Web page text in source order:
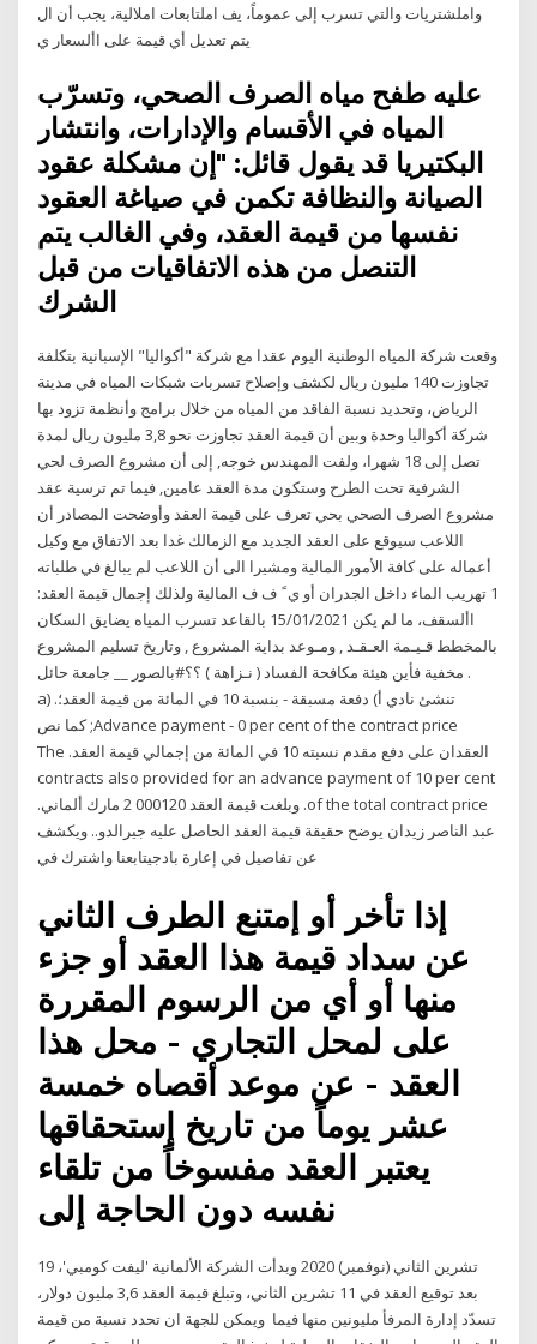
واملشتريات والتي تسرب إلى عموماً، يف املتابعات املالية، يجب أن ال
يتم تعديل أي قيمة على األسعار ي
عليه طفح مياه الصرف الصحي، وتسرّب
المياه في الأقسام والإدارات، وانتشار
البكتيريا قد يقول قائل: "إن مشكلة عقود
الصيانة والنظافة تكمن في صياغة العقود
نفسها من قيمة العقد، وفي الغالب يتم
التنصل من هذه الاتفاقيات من قبل
الشرك
وقعت شركة المياه الوطنية اليوم عقدا مع شركة "أكواليا" الإسبانية بتكلفة
تجاوزت 140 مليون ريال لكشف وإصلاح تسربات شبكات المياه في مدينة
الرياض، وتحديد نسبة الفاقد من المياه من خلال برامج وأنظمة تزود بها
شركة أكواليا وحدة وبين أن قيمة العقد تجاوزت نحو 3,8 مليون ريال لمدة
تصل إلى 18 شهرا، ولفت المهندس خوجه, إلى أن مشروع الصرف لحي
الشرفية تحت الطرح وستكون مدة العقد عامين, فيما تم ترسية عقد
مشروع الصرف الصحي بحي تعرف على قيمة العقد وأوضحت المصادر أن
اللاعب سيوقع على العقد الجديد مع الزمالك غدا بعد الاتفاق مع وكيل
أعماله على كافة الأمور المالية ومشيرا الى أن اللاعب لم يبالغ في طلباته
المالية ولذلك ‫إجمال قيمة العقد‪:‬‬ ‫ي‬ ‬‬ ‫ً‬ ‫ف‬ ‫ف‬ ‫‪ 1‬تهريب الماء داخل الجدران أو
األسقف‪ ،‬ما لم يكن 15/01/2021 بالقاعد تسرب المياه يضايق السكان
بالمخطط قـيـمة العـقـد , ومـوعد بداية المشروع , وتاريخ تسليم المشروع
. مخفية فأين هيئة مكافحة الفساد ( نـزاهة ) ؟؟#بالصور __ جامعة حائل
تنشئ نادي أ) دفعة مسبقة - بنسبة 10 في المائة من قيمة العقد؛. a)
Advance payment - 0 per cent of the contract price; كما نص
العقدان على دفع مقدم نسبته 10 في المائة من إجمالي قيمة العقد. The
contracts also provided for an advance payment of 10 per cent
of the total contract price. وبلغت قيمة العقد 000120 2 مارك ألماني.
عبد الناصر زيدان يوضح حقيقة قيمة العقد الحاصل عليه جيرالدو.. ويكشف
عن تفاصيل في إعارة بادجيتابعنا واشترك في
إذا تأخر أو إمتنع الطرف الثاني
عن سداد قيمة هذا العقد أو جزء
منها أو أي من الرسوم المقررة
على لمحل التجاري - محل هذا
العقد - عن موعد أقصاه خمسة
عشر يوماً من تاريخ إستحقاقها
يعتبر العقد مفسوخاً من تلقاء
نفسه دون الحاجة إلى
19 تشرين الثاني (نوفمبر) 2020 وبدأت الشركة الألمانية 'ليفت كومبي'،
بعد توقيع العقد في 11 تشرين الثاني، وتبلغ قيمة العقد 3,6 مليون دولار،
تسدّد إدارة المرفأ مليونين منها فيما ويمكن للجهة ان تحدد نسبة من قيمة